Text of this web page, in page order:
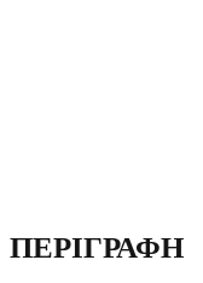
ΠΕΡΙΓΡΑΦΗ